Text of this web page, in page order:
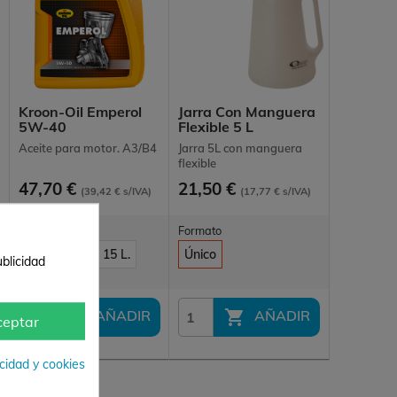
Kroon-Oil Emperol
5W-40
Aceite para motor. A3/B4
47,70 € (39,42 € s/IVA)
1 L 15 L.
AÑADIR
Jarra Con Manguera
Flexible 5 L
Jarra 5L con manguera
flexible
21,50 € (17,77 € s/IVA)
Formato
Único
 AÑADIR
y cookies